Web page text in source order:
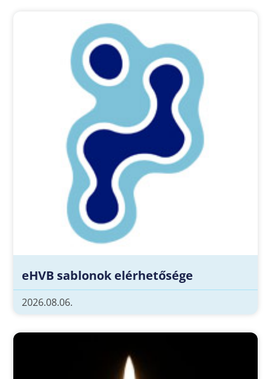
eHVB sablonok elérhetősége
2026.08.06.